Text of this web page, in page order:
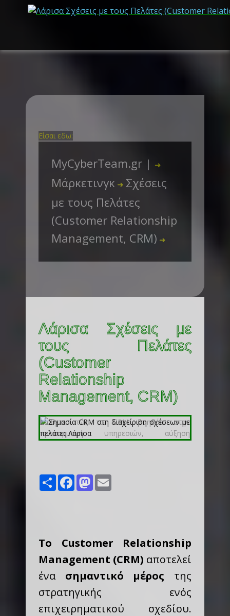
Είσαι εδω:
MyCyberTeam.gr | ➜
Μάρκετινγκ ➜ Σχέσεις
με τους Πελάτες
(Customer Relationship
Management, CRM) ➜
Λάρισα Σχέσεις με
τους Πελάτες
(Customer
Relationship
Management, CRM)
Share FacebookMastodon
Το Customer Relationship
Management (CRM) αποτελεί
ένα σημαντικό μέρος της
στρατηγικής ενός
επιχειρηματικού σχεδίου.